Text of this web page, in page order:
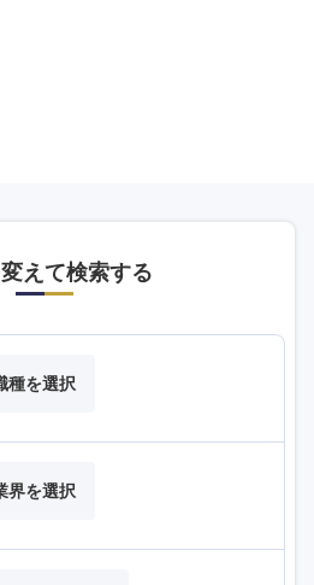
えて検索する
種を選択
界を選択
宮崎県